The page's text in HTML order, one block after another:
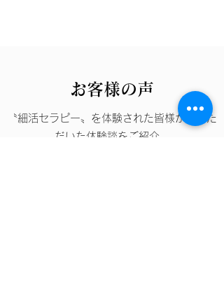
お客様の声
〝細活セラピー〟を体験された皆様からいた
だいた体験談をご紹介。